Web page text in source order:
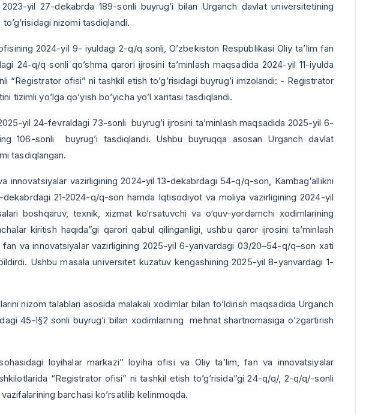
yil 27-dekabrda 189-sonli buyrug’i bilan Urganch davlat universitetining
nizomi tasdiqlandi.
2024-yil 9- iyuldagi 2-q/q sonli, O’zbekiston Respublikasi Oliy ta’lim fan
24-q/q sonli qo’shma qarori ijrosini ta’minlash maqsadida 2024-yil 11-iyulda
“Registrator ofisi” ni tashkil etish to’g’risidagi buyrug’i imzolandi: - Registrator
tizimli yo’lga qo’yish bo’yicha yo’l xaritasi tasdiqlandi.
yil 24-fevraldagi 73-sonli buyrug’i ijrosini ta’minlash maqsadida 2025-yil 6-
106-sonli buyrug’i tasdiqlandi. Ushbu buyruqqa asosan Urganch davlat
tasdiqlangan.
vazirligining 2024-yil 13-dekabrdagi 54-q/q-son, Kambag‘allikni
21-2024-q/q-son hamda Iqtisodiyot va moliya vazirligining 2024-yil
boshqaruv, texnik, xizmat ko‘rsatuvchi va o‘quv-yordamchi xodimlarining
kiritish haqida”gi qarori qabul qilinganligi, ushbu qaror ijrosini ta’minlash
fan va innovatsiyalar vazirligining 2025-yil 6-yanvardagi 03/20–54-q/q–son xati
Ushbu masala universitet kuzatuv kengashining 2025-yil 8-yanvardagi 1-
nizom talablari asosida malakali xodimlar bilan to’ldirish maqsadida Urganch
45-I§2 sonli buyrug’i bilan xodimlarning mehnat shartnomasiga o’zgartirish
loyihalar markazi” loyiha ofisi va Oliy ta’lim, fan va innovatsiyalar
“Registrator ofisi” ni tashkil etish to’g’risida”gi 24-q/q/, 2-q/q/-sonli
barchasi ko’rsatilib kelinmoqda.